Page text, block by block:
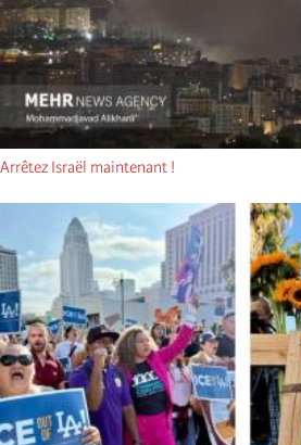
Arrêtez Israël maintenant !